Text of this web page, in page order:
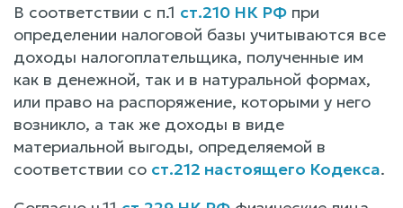
В соответствии с п.1 ст.210 НК РФ при
определении налоговой базы учитываются все
доходы налогоплательщика, полученные им
как в денежной, так и в натуральной формах,
или право на распоряжение, которыми у него
возникло, а так же доходы в виде
материальной выгоды, определяемой в
соответствии со ст.212 настоящего Кодекса.